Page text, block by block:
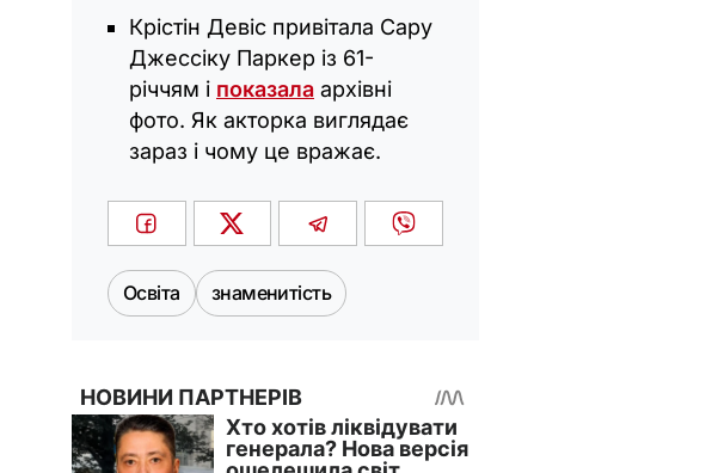
Крістін Девіс привітала Сару
Джессіку Паркер із 61-
річчям і показала архівні
фото. Як акторка виглядає
зараз і чому це вражає.
Освіта знаменитість